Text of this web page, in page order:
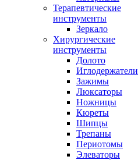
Терапевтические
инструменты
Зеркало
Хирургические
инструменты
Долото
Иглодержатели
Зажимы
Люксаторы
Ножницы
Кюреты
Шипцы
Трепаны
Периотомы
Элеваторы